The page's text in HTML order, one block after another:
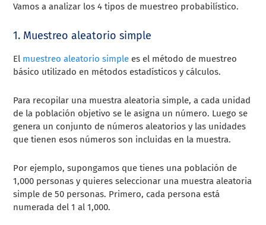
Vamos a analizar los 4 tipos de muestreo probabilístico.
1. Muestreo aleatorio simple
El muestreo aleatorio simple es el método de muestreo
básico utilizado en métodos estadísticos y cálculos.
Para recopilar una muestra aleatoria simple, a cada unidad
de la población objetivo se le asigna un número. Luego se
genera un conjunto de números aleatorios y las unidades
que tienen esos números son incluidas en la muestra.
Por ejemplo, supongamos que tienes una población de
1,000 personas y quieres seleccionar una muestra aleatoria
simple de 50 personas. Primero, cada persona está
numerada del 1 al 1,000.